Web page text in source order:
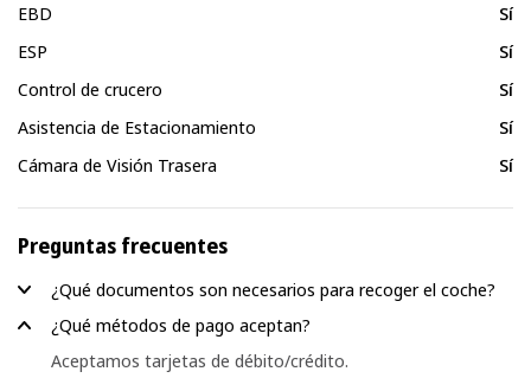
EBD
Sí
ESP
Sí
Control de crucero
Sí
Asistencia de Estacionamiento
Sí
Cámara de Visión Trasera
Sí
Preguntas frecuentes
¿Qué documentos son necesarios para recoger el coche?
¿Qué métodos de pago aceptan?
Aceptamos tarjetas de débito/crédito.